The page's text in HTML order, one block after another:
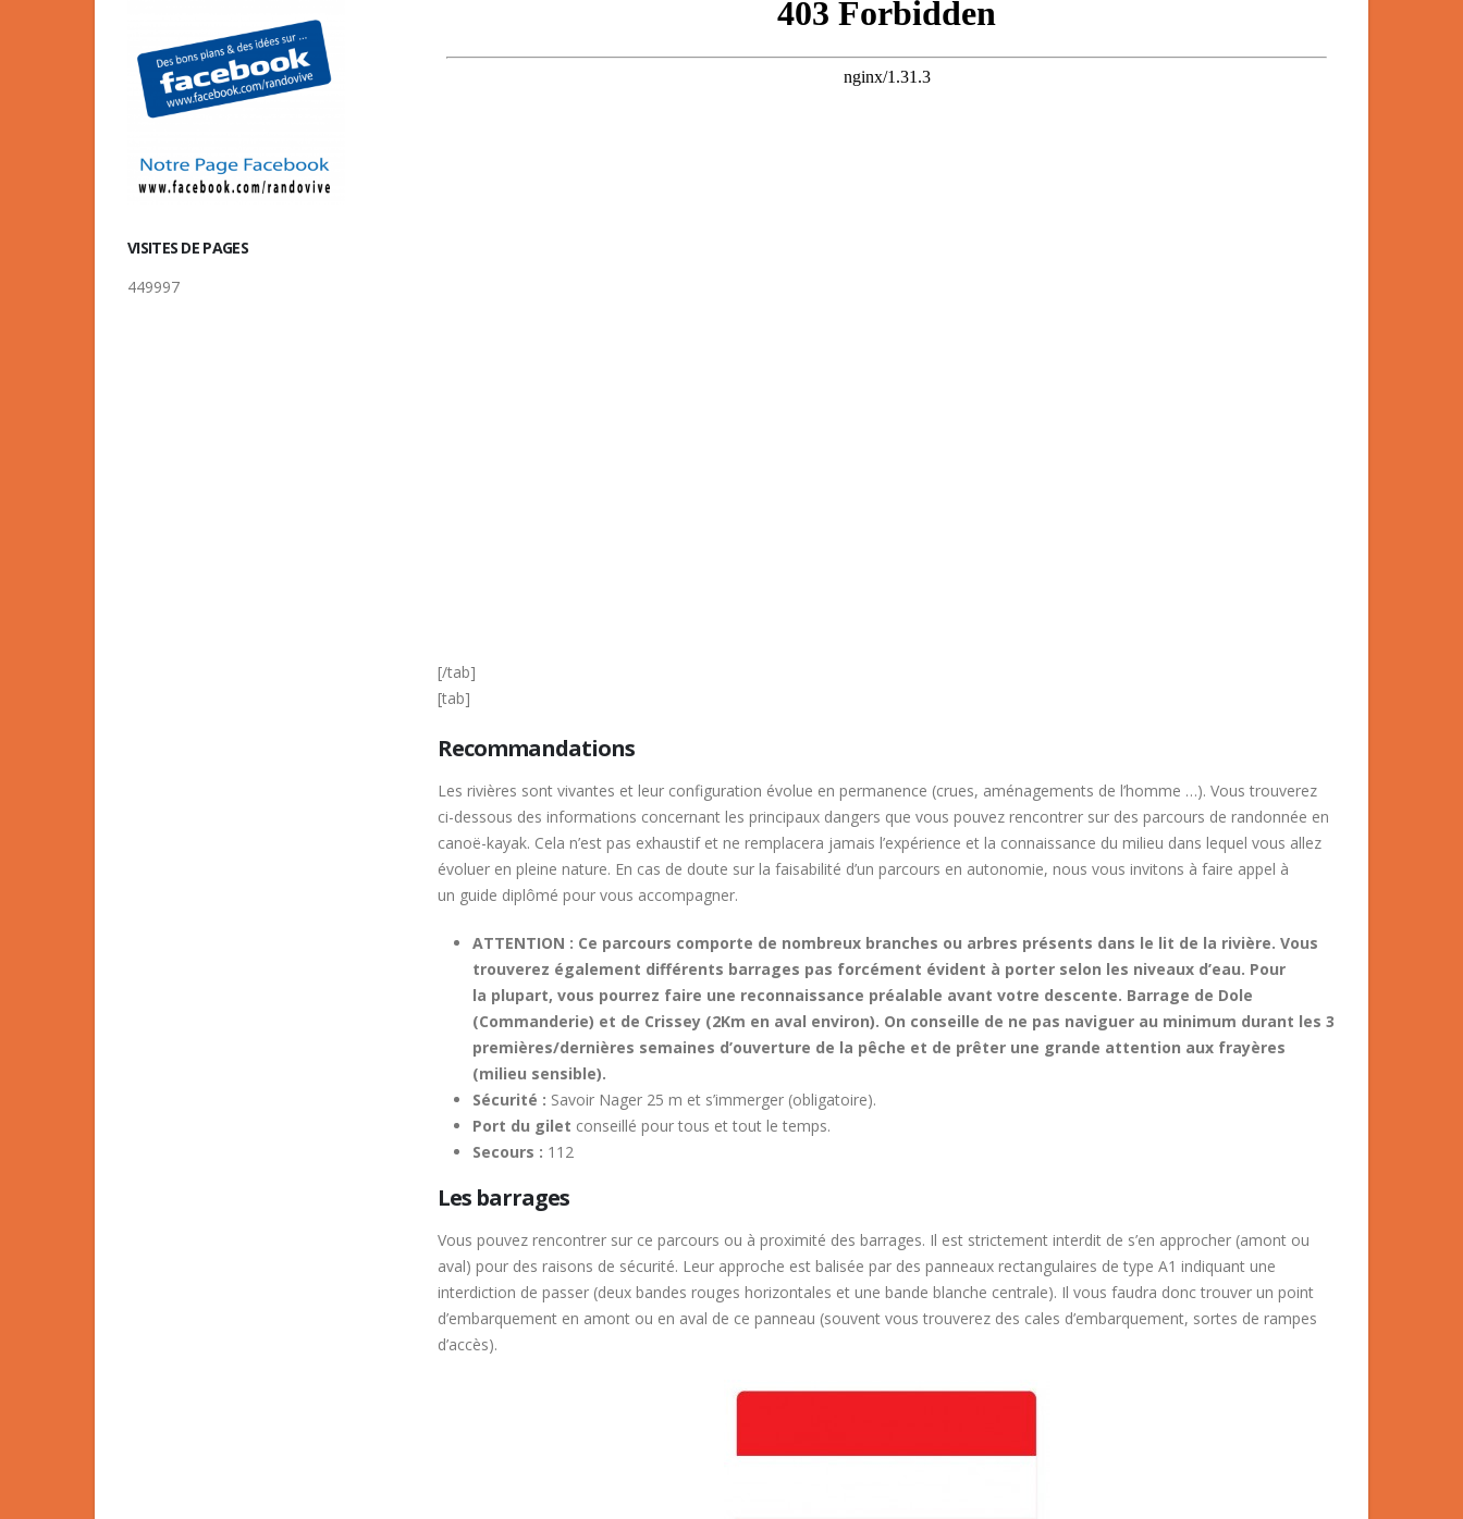
[/tab]
[tab]
Recommandations
Les rivières sont vivantes et leur configuration évolue en permanence (crues, aménagements de l’homme …). Vous trouverez
ci-dessous des informations concernant les principaux dangers que vous pouvez rencontrer sur des parcours de randonnée en
canoë-kayak. Cela n’est pas exhaustif et ne remplacera jamais l’expérience et la connaissance du milieu dans lequel vous allez
évoluer en pleine nature. En cas de doute sur la faisabilité d’un parcours en autonomie, nous vous invitons à faire appel à
un guide diplômé pour vous accompagner.
ATTENTION : Ce parcours comporte de nombreux branches ou arbres présents dans le lit de la rivière. Vous
trouverez également différents barrages pas forcément évident à porter selon les niveaux d’eau. Pour
la plupart, vous pourrez faire une reconnaissance préalable avant votre descente. Barrage de Dole
(Commanderie) et de Crissey (2Km en aval environ). On conseille de ne pas naviguer au minimum durant les 3
premières/dernières semaines d’ouverture de la pêche et de prêter une grande attention aux frayères
(milieu sensible).
Sécurité : Savoir Nager 25 m et s’immerger (obligatoire).
Port du gilet conseillé pour tous et tout le temps.
Secours : 112
Les barrages
Vous pouvez rencontrer sur ce parcours ou à proximité des barrages. Il est strictement interdit de s’en approcher (amont ou
aval) pour des raisons de sécurité. Leur approche est balisée par des panneaux rectangulaires de type A1 indiquant une
interdiction de passer (deux bandes rouges horizontales et une bande blanche centrale). Il vous faudra donc trouver un point
d’embarquement en amont ou en aval de ce panneau (souvent vous trouverez des cales d’embarquement, sortes de rampes
d’accès).
VISITES DE PAGES
449997